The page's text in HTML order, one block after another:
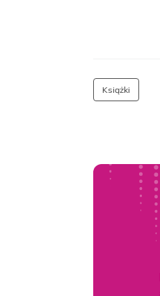
Książki